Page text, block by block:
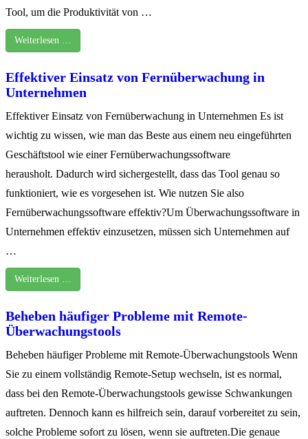
Tool, um die Produktivität von …
Weiterlesen …
Effektiver Einsatz von Fernüberwachung in
Unternehmen
Effektiver Einsatz von Fernüberwachung in Unternehmen Es ist
wichtig zu wissen, wie man das Beste aus einem neu eingeführten
Geschäftstool wie einer Fernüberwachungssoftware
herausholt. Dadurch wird sichergestellt, dass das Tool genau so
funktioniert, wie es vorgesehen ist. Wie nutzen Sie also
Fernüberwachungssoftware effektiv?Um Überwachungssoftware in
Unternehmen effektiv einzusetzen, müssen sich Unternehmen auf
…
Weiterlesen …
Beheben häufiger Probleme mit Remote-
Überwachungstools
Beheben häufiger Probleme mit Remote-Überwachungstools Wenn
Sie zu einem vollständig Remote-Setup wechseln, ist es normal,
dass bei den Remote-Überwachungstools gewisse Schwankungen
auftreten. Dennoch kann es hilfreich sein, darauf vorbereitet zu sein,
solche Probleme sofort zu lösen, wenn sie auftreten.Die genaue